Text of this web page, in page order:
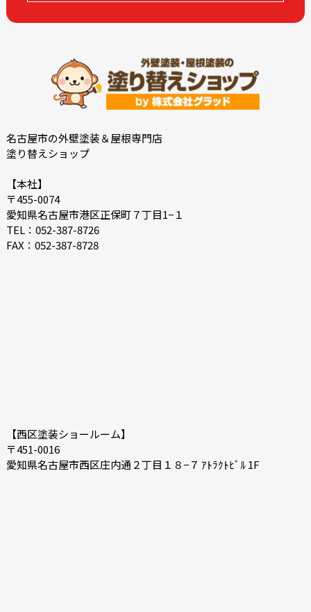
2022-12
2022-10
2022-07
2022-06
2022-05
2022-04
2022-03
2022-02
2021-12
2021-10
2021-06
2021-04
2021-02
名古屋市の外壁塗装＆屋根専門店
塗り替えショップ
【本社】
〒455-0074
愛知県名古屋市港区正保町７丁目1−１
TEL：052-387-8726
FAX：052-387-8728
【西区塗装ショールーム】
〒451-0016
愛知県名古屋市西区庄内通２丁目１８−７ ｱﾄﾗｸﾄﾋﾞﾙ 1F